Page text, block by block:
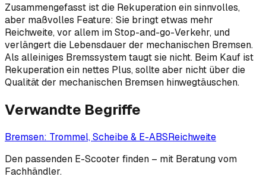
Zusammengefasst ist die Rekuperation ein sinnvolles,
aber maßvolles Feature: Sie bringt etwas mehr
Reichweite, vor allem im Stop-and-go-Verkehr, und
verlängert die Lebensdauer der mechanischen Bremsen.
Als alleiniges Bremssystem taugt sie nicht. Beim Kauf ist
Rekuperation ein nettes Plus, sollte aber nicht über die
Qualität der mechanischen Bremsen hinwegtäuschen.
Verwandte Begriffe
Bremsen: Trommel, Scheibe & E-ABSReichweite
Den passenden E-Scooter finden – mit Beratung vom
Fachhändler.